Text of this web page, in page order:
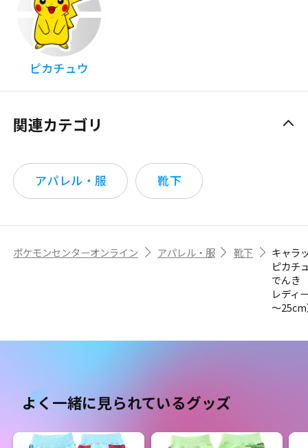
ピカチュウ
関連カテゴリ
アパレル・服 靴下
ポケモンセンターオンライン アパレル・服 靴下
キャ
ピカ
でん
レディ
～
よく一緒に見られているグッズ